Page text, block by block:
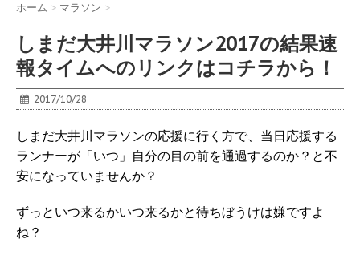
ホーム > マラソン >
しまだ大井川マラソン2017の結果速
報タイムへのリンクはコチラから！
2017/10/28
しまだ大井川マラソンの応援に行く方で、当日応援する
ランナーが「いつ」自分の目の前を通過するのか？と不
安になっていませんか？
ずっといつ来るかいつ来るかと待ちぼうけは嫌ですよ
ね？